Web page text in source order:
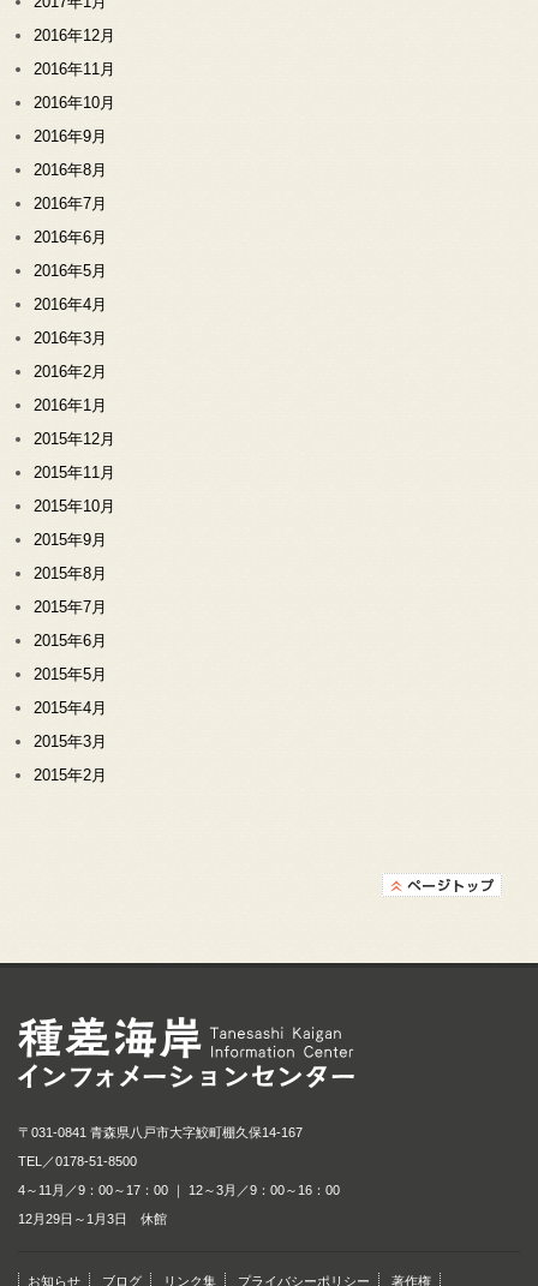
2016年12月
2016年11月
2016年10月
2016年9月
2016年8月
2016年7月
2016年6月
2016年5月
2016年4月
2016年3月
2016年2月
2016年1月
2015年12月
2015年11月
2015年10月
2015年9月
2015年8月
2015年7月
2015年6月
2015年5月
2015年4月
2015年3月
2015年2月
〒031-0841 青森県八戸市大字鮫町棚久保14-167
TEL／0178-51-8500
4～11月／9：00～17：00 ｜ 12～3月／9：00～16：00
12月29日～1月3日 休館
お知らせ ブログ リンク集 プライバシーポリシー 著作権